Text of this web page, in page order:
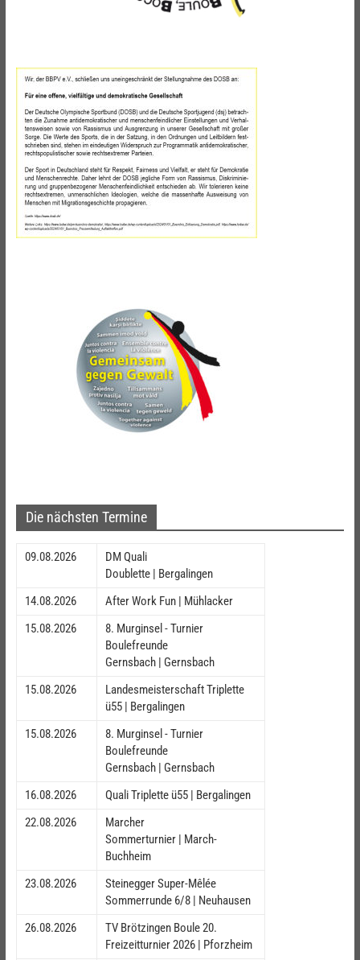
Die nächsten Termine
09.08.2026
DM Quali
Doublette | Bergalingen
14.08.2026
After Work Fun | Mühlacker
15.08.2026
8. Murginsel - Turnier
Boulefreunde
Gernsbach | Gernsbach
15.08.2026
Landesmeisterschaft Triplette
ü55 | Bergalingen
15.08.2026
8. Murginsel - Turnier
Boulefreunde
Gernsbach | Gernsbach
16.08.2026
Quali Triplette ü55 | Bergalingen
22.08.2026
Marcher
Sommerturnier | March-
Buchheim
23.08.2026
Steinegger Super-Mêlée
Sommerrunde 6/8 | Neuhausen
26.08.2026
TV Brötzingen Boule 20.
Freizeitturnier 2026 | Pforzheim